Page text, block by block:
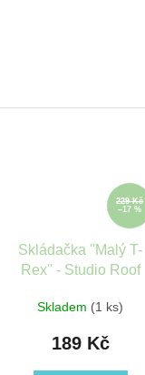
229 Kč
–17 %
Skládačka ''Malý T-
Rex'' - Studio Roof
Skladem (1 ks)
189 Kč